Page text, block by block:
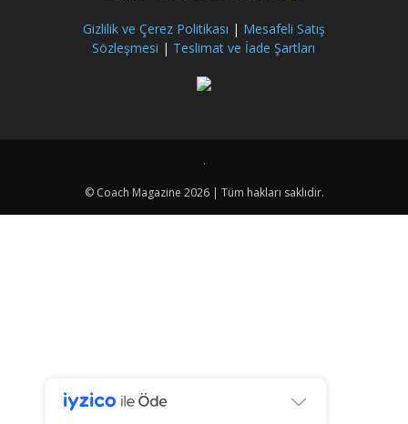
Gizlilik ve Çerez Politikası | Mesafeli Satış
Sözleşmesi | Teslimat ve İade Şartları
.
© Coach Magazine 2026 | Tüm hakları saklıdır.